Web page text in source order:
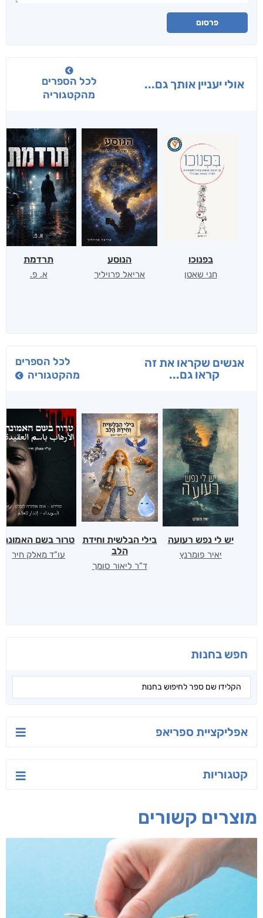
חפש בחנות
אפליקציית ספריאפ
קטגוריות
פרסום
אולי יעניין אותך גם...
לכל הספרים
מהקטגוריה
בפנוכו
חני שאטן
הנוסע
אריאל פרויליך
תרדמת
א. פ.
אנשים שקראו את זה
קראו גם...
לכל הספרים
מהקטגוריה
יש לי נפש רעועה
יאיר פומרנץ
בילי הבלשית וחידת
הלב
ד"ר ליאור סומך
טרור בשם האמונה
עו"ד מאלק חיר
מוצרים קשורים